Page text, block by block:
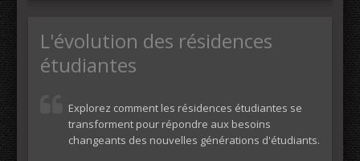
L'évolution des résidences
étudiantes
Explorez comment les résidences étudiantes se
transforment pour répondre aux besoins
changeants des nouvelles générations d'étudiants.